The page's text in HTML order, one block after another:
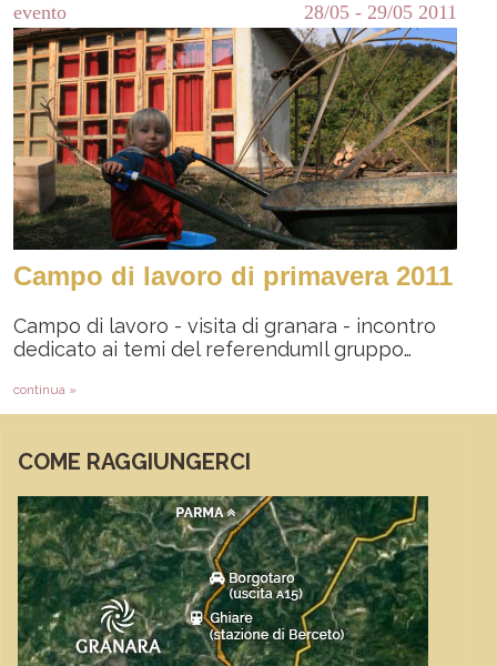
evento 28/05 - 29/05 2011
Campo di lavoro di primavera 2011
Campo di lavoro - visita di granara - incontro
dedicato ai temi del referendumIl gruppo…
continua »
COME RAGGIUNGERCI